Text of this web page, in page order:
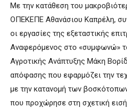
Με την κατάθεση του
OΠΕΚΕΠΕ Αθανάσιου Καπρέλη,
οι εργασίες της εξεταστικής
Αναφερόμενος στο «συμφωνώ»
Αγροτικής Ανάπτυξης Μάκη
απόφασης που εφαρμόζει την
με την κατανομή των
που προχώρησε στη σχετική